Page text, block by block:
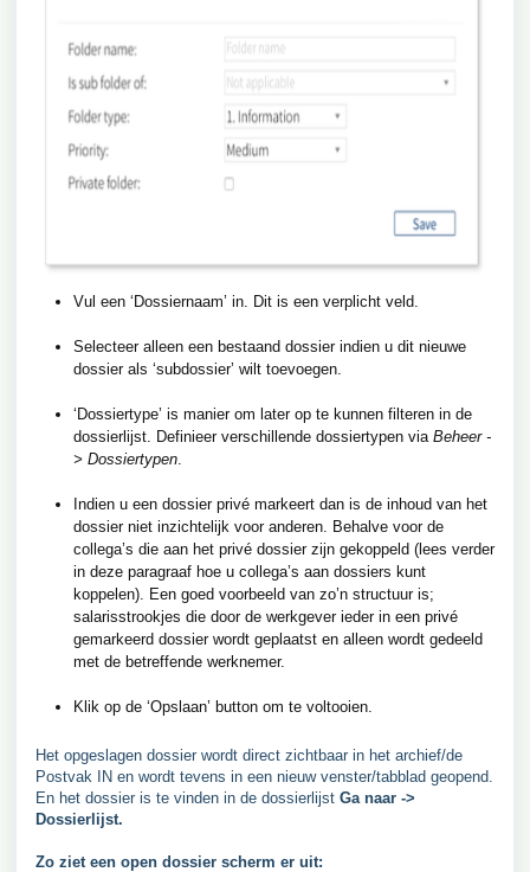
Vul een ‘Dossiernaam’ in. Dit is een verplicht veld.
Selecteer alleen een bestaand dossier indien u dit nieuwe
dossier als ‘subdossier’ wilt toevoegen.
‘Dossiertype’ is manier om later op te kunnen filteren in de
dossierlijst. Definieer verschillende dossiertypen via Beheer -
> Dossiertypen.
Indien u een dossier privé markeert dan is de inhoud van het
dossier niet inzichtelijk voor anderen. Behalve voor de
collega’s die aan het privé dossier zijn gekoppeld (lees verder
in deze paragraaf hoe u collega’s aan dossiers kunt
koppelen). Een goed voorbeeld van zo’n structuur is;
salarisstrookjes die door de werkgever ieder in een privé
gemarkeerd dossier wordt geplaatst en alleen wordt gedeeld
met de betreffende werknemer.
Klik op de ‘Opslaan’ button om te voltooien.
Het opgeslagen dossier wordt direct zichtbaar in het archief/de
Postvak IN en wordt tevens in een nieuw venster/tabblad geopend.
En het dossier is te vinden in de dossierlijst Ga naar ->
Dossierlijst.
Zo ziet een open dossier scherm er uit: